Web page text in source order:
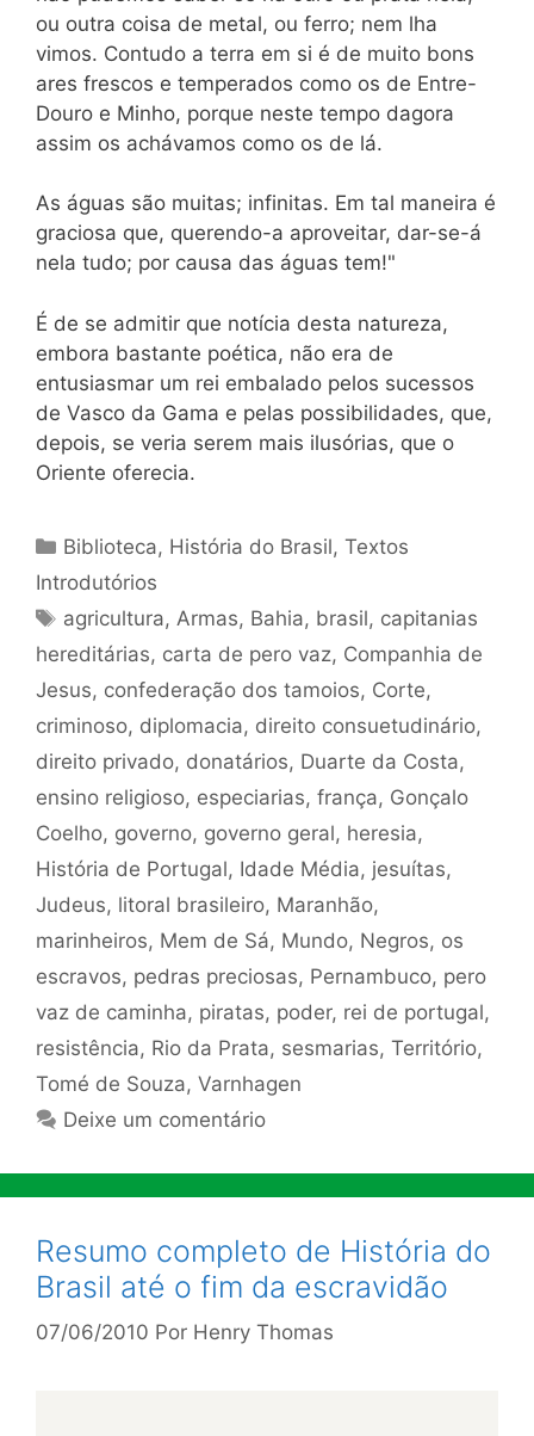
ou outra coisa de metal, ou ferro; nem lha
vimos. Contudo a terra em si é de muito bons
ares frescos e temperados como os de Entre-
Douro e Minho, porque neste tempo dagora
assim os achávamos como os de lá.
As águas são muitas; infinitas. Em tal maneira é
graciosa que, querendo-a aproveitar, dar-se-á
nela tudo; por causa das águas tem!"
É de se admitir que notícia desta natureza,
embora bastante poética, não era de
entusiasmar um rei embalado pelos sucessos
de Vasco da Gama e pelas possibilidades, que,
depois, se veria serem mais ilusórias, que o
Oriente oferecia.
Categorias
Biblioteca, História do Brasil,Textos
Introdutórios
Tags
agricultura, Armas, Bahia, brasil, capitanias
hereditárias, carta de pero vaz, Companhia de
Jesus, confederação dos tamoios, Corte,
criminoso, diplomacia, direito consuetudinário,
direito privado, donatários, Duarte da Costa,
ensino religioso, especiarias, frança, Gonçalo
Coelho, governo, governo geral, heresia,
História de Portugal, Idade Média, jesuítas,
Judeus, litoral brasileiro, Maranhão,
marinheiros, Mem de Sá, Mundo, Negros, os
escravos, pedras preciosas, Pernambuco, pero
vaz de caminha, piratas, poder, rei de portugal,
resistência, Rio da Prata, sesmarias, Território,
Tomé de Souza, Varnhagen
Deixe um comentário
Resumo completo de História do
Brasil até o fim da escravidão
07/06/2010 Por Henry Thomas